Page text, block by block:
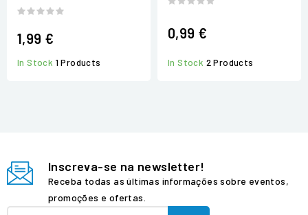
1,99 €
In Stock 1 Products
0,99 €
In Stock 2 Products
Inscreva-se na newsletter!
Receba todas as últimas informações sobre eventos,
promoções e ofertas.